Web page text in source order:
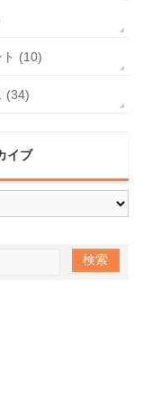
(10)
(34)
イブ